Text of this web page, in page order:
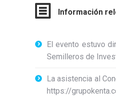
Información
El evento estuvo
Semilleros de
La asistencia al
https://